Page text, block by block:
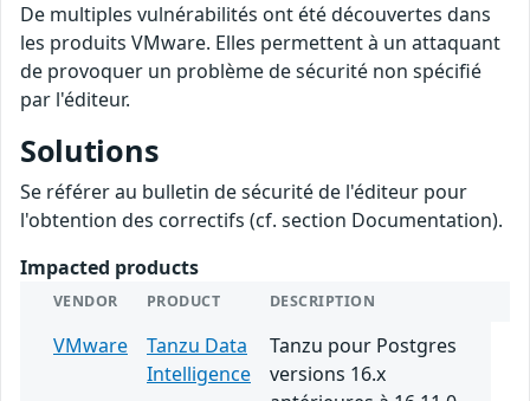
De multiples vulnérabilités ont été découvertes dans
les produits VMware. Elles permettent à un attaquant
de provoquer un problème de sécurité non spécifié
par l'éditeur.
Solutions
Se référer au bulletin de sécurité de l'éditeur pour
l'obtention des correctifs (cf. section Documentation).
Impacted products
VENDOR PRODUCT DESCRIPTION
VMware
Tanzu Data
Intelligence
Tanzu pour Postgres
versions 16.x